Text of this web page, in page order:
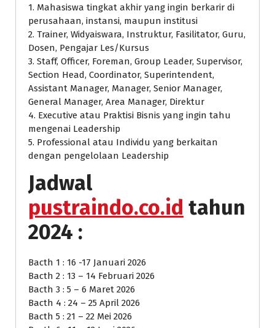
1. Mahasiswa tingkat akhir yang ingin berkarir di
perusahaan, instansi, maupun institusi
2. Trainer, Widyaiswara, Instruktur, Fasilitator, Guru,
Dosen, Pengajar Les/Kursus
3. Staff, Officer, Foreman, Group Leader, Supervisor,
Section Head, Coordinator, Superintendent,
Assistant Manager, Manager, Senior Manager,
General Manager, Area Manager, Direktur
4. Executive atau Praktisi Bisnis yang ingin tahu
mengenai Leadership
5. Professional atau Individu yang berkaitan
dengan pengelolaan Leadership
Jadwal
pustraindo.co.id tahun
2024 :
Bacth 1 : 16 -17 Januari 2026
Bacth 2 : 13 – 14 Februari 2026
Bacth 3 : 5 – 6 Maret 2026
Bacth 4 : 24 – 25 April 2026
Bacth 5 : 21 – 22 Mei 2026